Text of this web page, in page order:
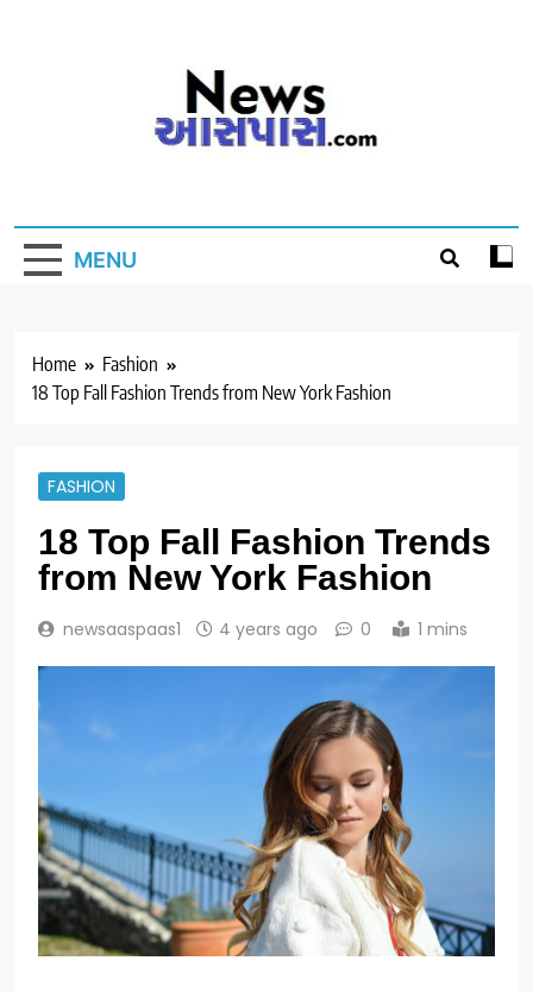
MENU
Home
Fashion
18 Top Fall Fashion Trends from New York Fashion
FASHION
18 Top Fall Fashion Trends
from New York Fashion
newsaaspaas1 4 years ago 0 1 mins